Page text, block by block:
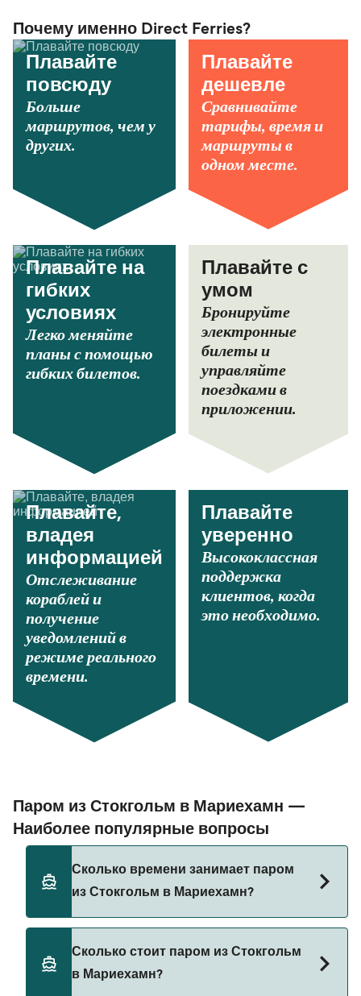
Почему именно Direct Ferries?
Плавайте
повсюду
Больше
маршрутов, чем у
других.
Плавайте
дешевле
Сравнивайте
тарифы, время и
маршруты в
одном месте.
Плавайте на
гибких
условиях
Легко меняйте
планы с помощью
гибких билетов.
Плавайте с
умом
Бронируйте
электронные
билеты и
управляйте
поездками в
приложении.
Плавайте,
владея
информацией
Отслеживание
кораблей и
получение
уведомлений в
режиме реального
времени.
Плавайте
уверенно
Высококлассная
поддержка
клиентов, когда
это необходимо.
Паром из Стокгольм в Мариехамн —
Наиболее популярные вопросы
Сколько времени занимает паром
из Стокгольм в Мариехамн?
Мариехамн составляет примерно 6 ч 15 мин.
Длительность рейса может меняться в
Сколько стоит паром из Стокгольм
в Мариехамн?